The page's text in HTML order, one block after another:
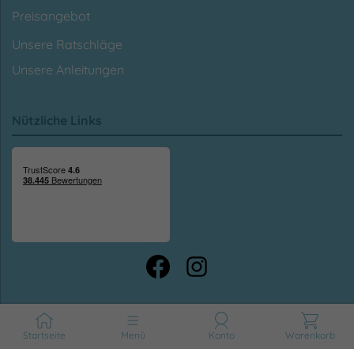
Startseite Menü Konto Warenkorb
Preisangebot
Unsere Ratschläge
Unsere Anleitungen
Nützliche Links
Sichere Zahlung